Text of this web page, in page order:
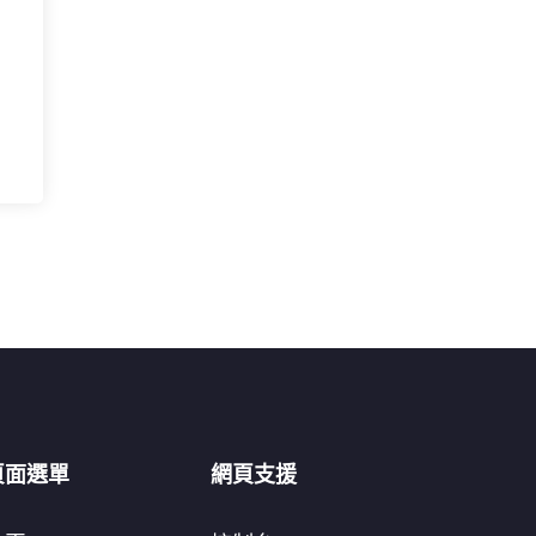
面選單 網頁支援